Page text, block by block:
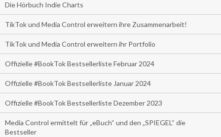
Die Hörbuch Indie Charts
TikTok und Media Control erweitern ihre Zusammenarbeit!
TikTok und Media Control erweitern ihr Portfolio
Offizielle #BookTok Bestsellerliste Februar 2024
Offizielle #BookTok Bestsellerliste Januar 2024
Offizielle #BookTok Bestsellerliste Dezember 2023
Media Control ermittelt für „eBuch“ und den „SPIEGEL“ die
Bestseller